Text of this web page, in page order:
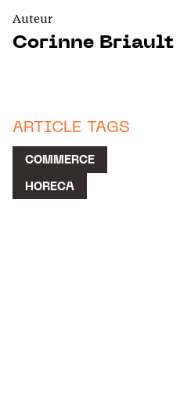
Auteur
Corinne Briault
ARTICLE TAGS
COMMERCE
HORECA